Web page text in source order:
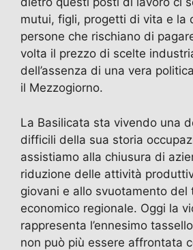
o
k
n
p
mutui, figli, progetti di vita e la
persone che rischiano di
volta il prezzo di scelte
dell’assenza di una vera
il Mezzogiorno.
La Basilicata sta vivendo una
difficili della sua storia
assistiamo alla chiusura di
riduzione delle attività
giovani e allo svuotamento del
economico regionale. Oggi la
rappresenta l’ennesimo
non può più essere affrontata